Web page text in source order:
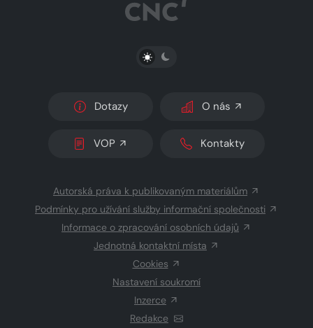
PŘEPNOUT SVĚTLÝ/TMAVÝ REŽIM
Dotazy O nás
VOP Kontakty
Autorská práva k publikovaným materiálům
Podmínky pro užívání služby informační společnosti
Informace o zpracování osobních údajů
Jednotná kontaktní místa
Cookies
Nastavení soukromí
Inzerce
Redakce